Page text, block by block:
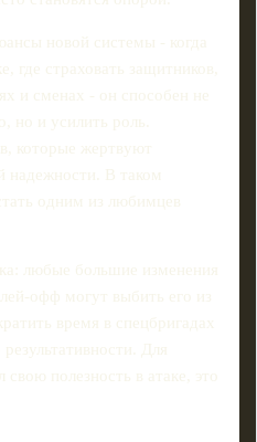
новой системы - когда
где страховать защитников,
и сменах - он способен не
но и усилить роль.
которые жертвуют
надежности. В таком
одним из любимцев
любые большие изменения
офф могут выбить его из
время в спецбригадах
Для
свою полезность в атаке, это